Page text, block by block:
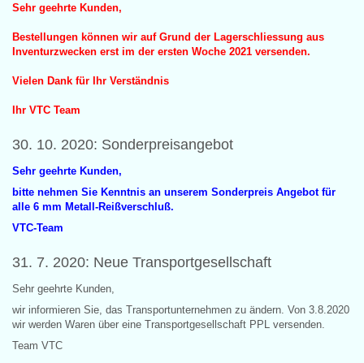
Sehr geehrte Kunden,
Bestellungen können wir auf Grund der Lagerschliessung aus
Inventurzwecken erst im der ersten Woche 2021 versenden.
Vielen Dank für Ihr Verständnis
Ihr VTC Team
30. 10. 2020: Sonderpreisangebot
Sehr geehrte Kunden,
bitte nehmen Sie Kenntnis an unserem Sonderpreis Angebot für
alle 6 mm Metall-Reißverschluß.
VTC-Team
31. 7. 2020: Neue Transportgesellschaft
Sehr geehrte Kunden,
wir informieren Sie, das Transportunternehmen zu ändern. Von 3.8.2020
wir werden Waren über eine Transportgesellschaft PPL versenden.
Team VTC